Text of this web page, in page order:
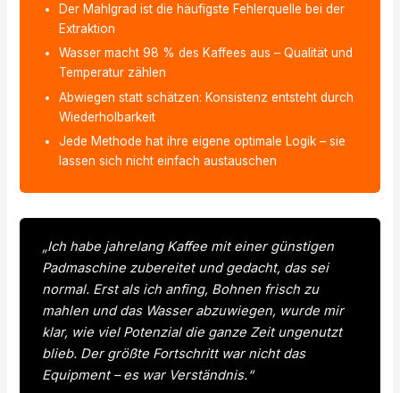
Der Mahlgrad ist die häufigste Fehlerquelle bei der
Extraktion
Wasser macht 98 % des Kaffees aus – Qualität und
Temperatur zählen
Abwiegen statt schätzen: Konsistenz entsteht durch
Wiederholbarkeit
Jede Methode hat ihre eigene optimale Logik – sie
lassen sich nicht einfach austauschen
„Ich habe jahrelang Kaffee mit einer günstigen
Padmaschine zubereitet und gedacht, das sei
normal. Erst als ich anfing, Bohnen frisch zu
mahlen und das Wasser abzuwiegen, wurde mir
klar, wie viel Potenzial die ganze Zeit ungenutzt
blieb. Der größte Fortschritt war nicht das
Equipment – es war Verständnis.“